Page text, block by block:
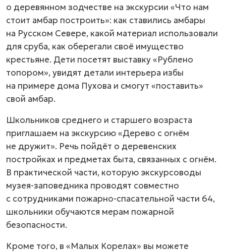
о деревянном зодчестве на экскурсии «Что нам
стоит амбар построить»: как ставились амбары
на Русском Севере, какой материал использовали
для сруба, как оберегали своё имущество
крестьяне. Дети посетят выставку «Рублено
топором», увидят детали интерьера избы
на примере дома Пухова и смогут «поставить»
свой амбар.
Школьников среднего и старшего возраста
приглашаем на экскурсию «Дерево с огнём
не дружит». Речь пойдёт о деревенских
постройках и предметах быта, связанных с огнём.
В практической части, которую экскурсоводы
музея-заповедника проводят совместно
с сотрудниками пожарно-спасательной части 64,
школьники обучаются мерам пожарной
безопасности.
Кроме того, в «Малых Корелах» вы можете